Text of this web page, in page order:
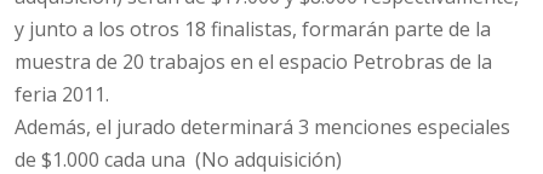
y junto a los otros 18 finalistas, formarán parte de la
muestra de 20 trabajos en el espacio Petrobras de la
feria 2011.
Además, el jurado determinará 3 menciones especiales
de $1.000 cada una (No adquisición)